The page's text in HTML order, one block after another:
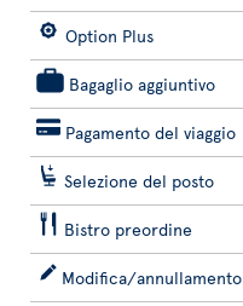
Option Plus
Bagaglio aggiuntivo
Pagamento del viaggio
Selezione del posto
Bistro preordine
Modifica/annullamento